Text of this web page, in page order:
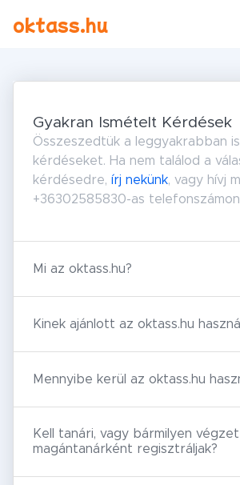
oktass.hu
Gyakran Ismételt Kérdések
Összeszedtük a leggyakrabban
kérdéseket. Ha nem találod a
kérdésedre, írj nekünk, vagy hívj
+36302585830-as
Mi az oktass.hu?
Kinek ajánlott az oktass.hu
Mennyibe kerül az oktass.hu
Kell tanári, vagy bármilyen
magántanárként regisztráljak?